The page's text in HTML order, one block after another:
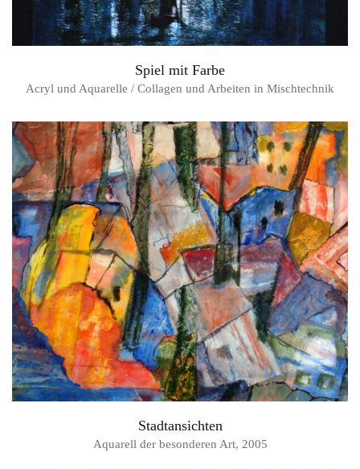
Spiel mit Farbe
Acryl und Aquarelle / Collagen und Arbeiten in Mischtechnik
Stadtansichten
Aquarell der besonderen Art, 2005